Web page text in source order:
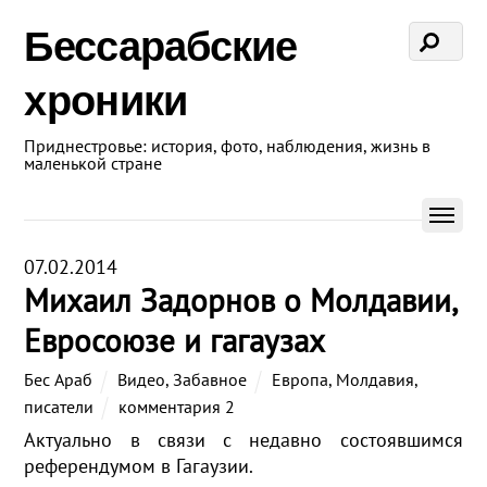
Бессарабские
хроники
Приднестровье: история, фото, наблюдения, жизнь в
маленькой стране
07.02.2014
Михаил Задорнов о Молдавии,
Евросоюзе и гагаузах
Бес Араб Видео,Забавное Европа, Молдавия,
писатели
комментария 2
Актуально в связи с недавно состоявшимся
референдумом в Гагаузии.